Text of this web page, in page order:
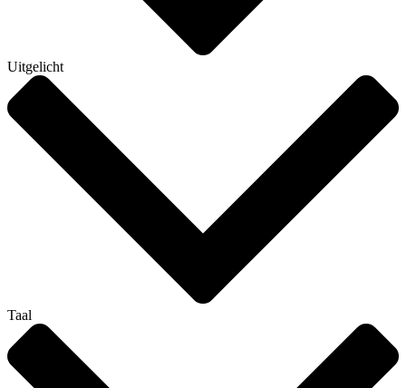
Uitgelicht
Taal